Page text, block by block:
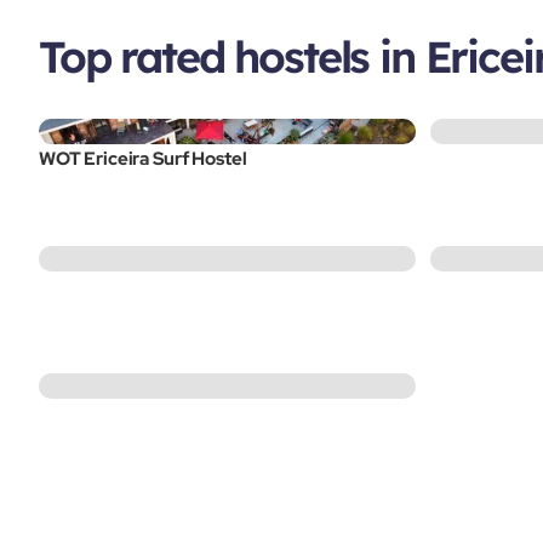
Top rated hostels in
WOT Ericeira Surf Hostel